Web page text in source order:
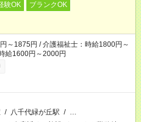
験OK
ブランクOK
～1875円 / 介護福祉士：時給1800円～
給1600円～2000円
/ 八千代緑が丘駅 / …